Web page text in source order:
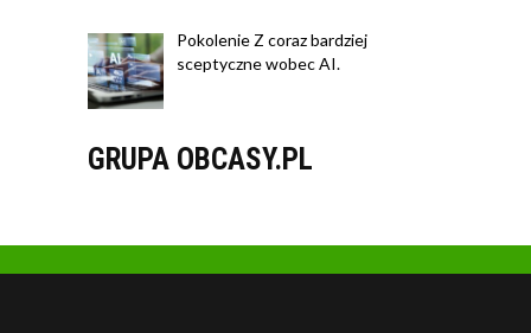
Pokolenie Z coraz bardziej
sceptyczne wobec AI.
GRUPA OBCASY.PL